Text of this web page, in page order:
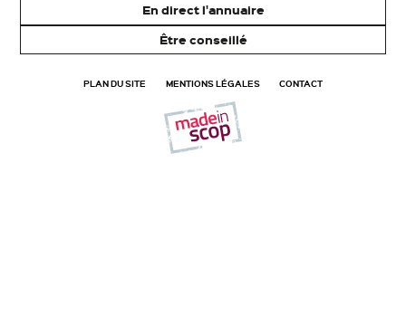
En direct l'annuaire
Être conseillé
PLAN DU SITE MENTIONS LÉGALES CONTACT